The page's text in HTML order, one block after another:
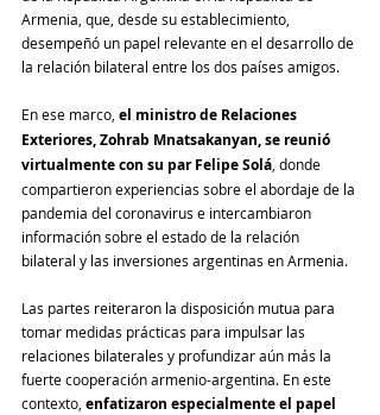
Armenia, que, desde su establecimiento,
desempeñó un papel relevante en el desarrollo de
la relación bilateral entre los dos países amigos.
En ese marco, el ministro de Relaciones
Exteriores, Zohrab Mnatsakanyan, se reunió
virtualmente con su par Felipe Solá , donde
compartieron experiencias sobre el abordaje de la
pandemia del coronavirus e intercambiaron
información sobre el estado de la relación
bilateral y las inversiones argentinas en Armenia.
Las partes reiteraron la disposición mutua para
tomar medidas prácticas para impulsar las
relaciones bilaterales y profundizar aún más la
fuerte cooperación armenio-argentina. En este
contexto, enfatizaron especialmente el papel